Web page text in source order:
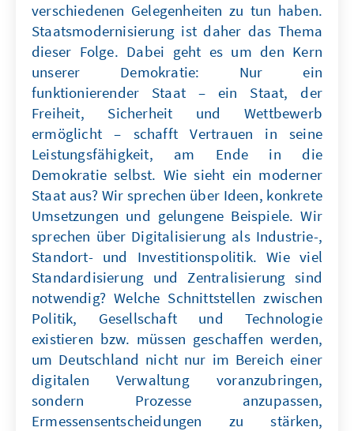
verschiedenen Gelegenheiten zu tun haben.
Staatsmodernisierung ist daher das Thema
dieser Folge. Dabei geht es um den Kern
unserer Demokratie: Nur ein
funktionierender Staat – ein Staat, der
Freiheit, Sicherheit und Wettbewerb
ermöglicht – schafft Vertrauen in seine
Leistungsfähigkeit, am Ende in die
Demokratie selbst. Wie sieht ein moderner
Staat aus? Wir sprechen über Ideen, konkrete
Umsetzungen und gelungene Beispiele. Wir
sprechen über Digitalisierung als Industrie-,
Standort- und Investitionspolitik. Wie viel
Standardisierung und Zentralisierung sind
notwendig? Welche Schnittstellen zwischen
Politik, Gesellschaft und Technologie
existieren bzw. müssen geschaffen werden,
um Deutschland nicht nur im Bereich einer
digitalen Verwaltung voranzubringen,
sondern Prozesse anzupassen,
Ermessensentscheidungen zu stärken,